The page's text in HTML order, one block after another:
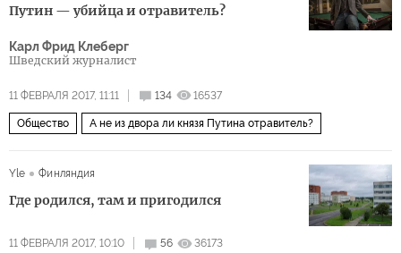
Путин — убийца и отравитель?
Карл Фрид Клеберг
Шведский журналист
11 ФЕВРАЛЯ 2017, 11:11 134 16537
Общество А не из двора ли князя Путина отравитель?
Yle Финляндия
Где родился, там и пригодился
11 ФЕВРАЛЯ 2017, 10:10 56 36173